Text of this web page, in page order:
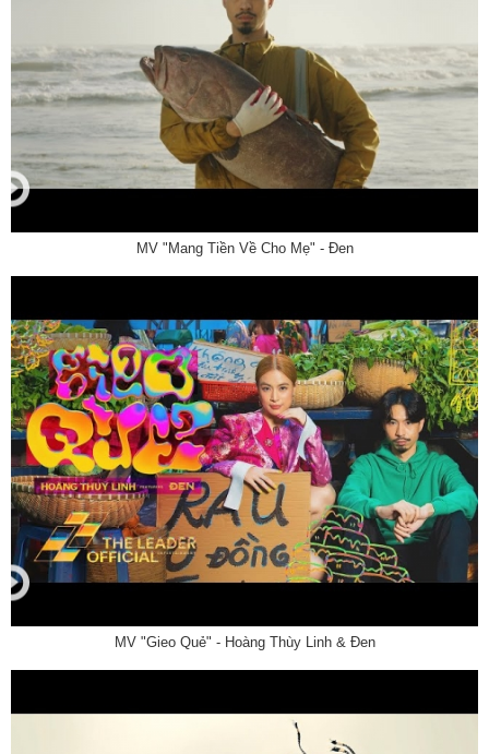
MV "Mang Tiền Về Cho Mẹ" - Đen
MV "Gieo Quẻ" - Hoàng Thùy Linh & Đen